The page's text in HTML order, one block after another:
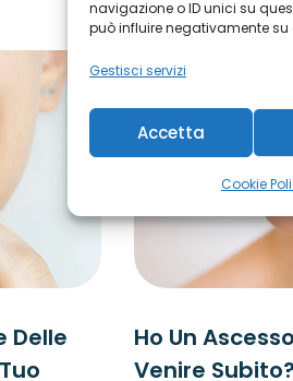
navigazione o ID unici su
può influire negativamente
Gestisci servizi
Accetta
Cookie
Delle
Ho Un
Venire